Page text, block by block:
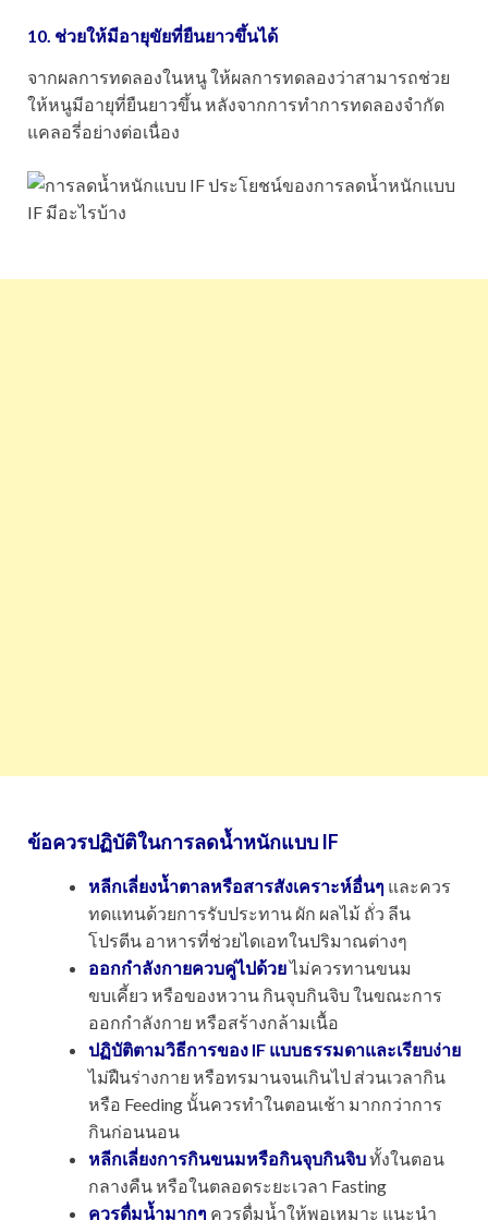
10. ช่วยให้มีอายุขัยที่ยืนยาวขึ้นได้
จากผลการทดลองในหนู ให้ผลการทดลองว่าสามารถช่วย
ให้หนูมีอายุที่ยืนยาวขึ้น หลังจากการทำการทดลองจำกัด
แคลอรี่อย่างต่อเนื่อง
ข้อควรปฏิบัติในการลดน้ำหนักแบบ IF
หลีกเลี่ยงน้ำตาลหรือสารสังเคราะห์อื่นๆ และควร
ทดแทนด้วยการรับประทาน ผัก ผลไม้ ถั่ว ลีน
โปรตีน อาหารที่ช่วยไดเอทในปริมาณต่างๆ
ออกกำลังกายควบคู่ไปด้วยไม่ควรทานขนม
ขบเคี้ยว หรือของหวาน กินจุบกินจิบ ในขณะการ
ออกกำลังกาย หรือสร้างกล้ามเนื้อ
ปฏิบัติตามวิธีการของ IF แบบธรรมดาและเรียบง่าย
ไม่ฝืนร่างกาย หรือทรมานจนเกินไป ส่วนเวลากิน
หรือ Feeding นั้นควรทำในตอนเช้า มากกว่าการ
กินก่อนนอน
หลีกเลี่ยงการกินขนมหรือกินจุบกินจิบทั้งในตอน
กลางคืน หรือในตลอดระยะเวลา Fasting
ควรดื่มน้ำมากๆ ควรดื่มน้ำให้พอเหมาะ แนะนำ